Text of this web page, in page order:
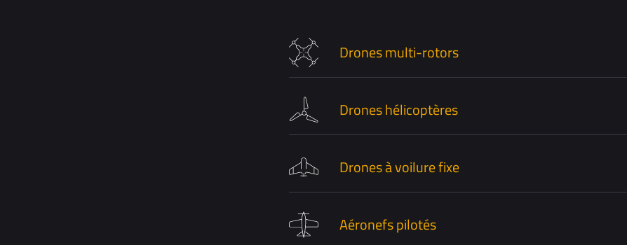
Drones multi-rotors
Drones à voilure fixe
Aéronefs pilotés
Drones hélicoptères